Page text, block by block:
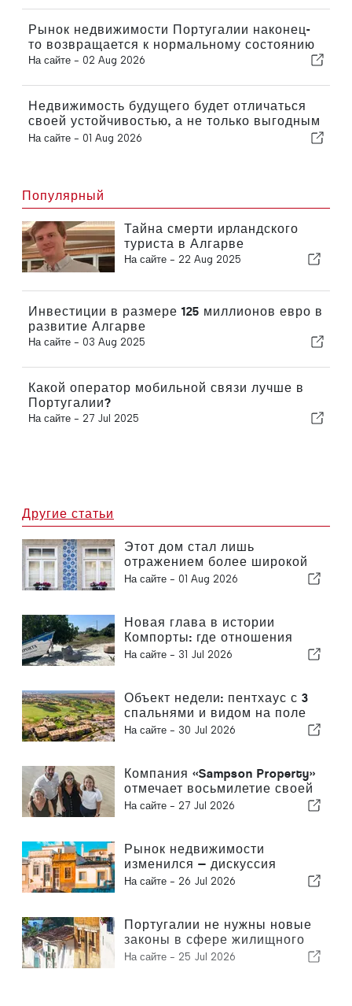
Рынок недвижимости Португалии наконец-
то возвращается к нормальному состоянию
На сайте - 02 Aug 2026
Недвижимость будущего будет отличаться
своей устойчивостью, а не только выгодным
расположением
На сайте - 01 Aug 2026
Популярный
Тайна смерти ирландского
туриста в Алгарве
На сайте - 22 Aug 2025
Инвестиции в размере 125 миллионов евро в
развитие Алгарве
На сайте - 03 Aug 2025
Какой оператор мобильной связи лучше в
Португалии?
На сайте - 27 Jul 2025
Другие статьи
Этот дом стал лишь
отражением более широкой
проблемы в Португалии
На сайте - 01 Aug 2026
Новая глава в истории
Компорты: где отношения
открывают необыкновенные
На сайте - 31 Jul 2026
Объект недели: пентхаус с 3
спальнями и видом на поле
для гольфа и море в
На сайте - 30 Jul 2026
Компания «Sampson Property»
отмечает восьмилетие своей
деятельности
На сайте - 27 Jul 2026
Рынок недвижимости
изменился — дискуссия
продолжается, как и в
На сайте - 26 Jul 2026
Португалии не нужны новые
законы в сфере жилищного
строительства — ей нужно
На сайте - 25 Jul 2026